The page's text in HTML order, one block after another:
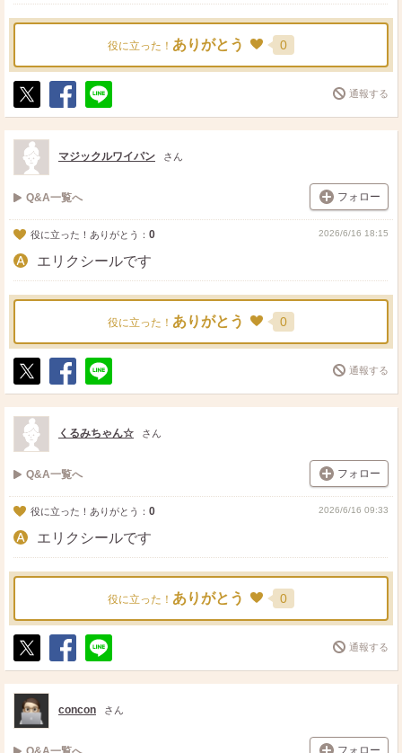
役に立った！ ありがとう 0
ポ
ス
ト
シ
ェ
送
る
通報する
マジックルワイパン さん
Q&A一覧へ フォロー
役に立った！ありがとう： 0 2026/6/16 18:15
エリクシールです
役に立った！ ありがとう 0
ポ
ス
ト
シ
ェ
送
る
通報する
くるみちゃん☆ さん
Q&A一覧へ フォロー
役に立った！ありがとう： 0 2026/6/16 09:33
エリクシールです
役に立った！ ありがとう 0
ポ
ス
ト
シ
ェ
送
る
通報する
concon さん
フォロー